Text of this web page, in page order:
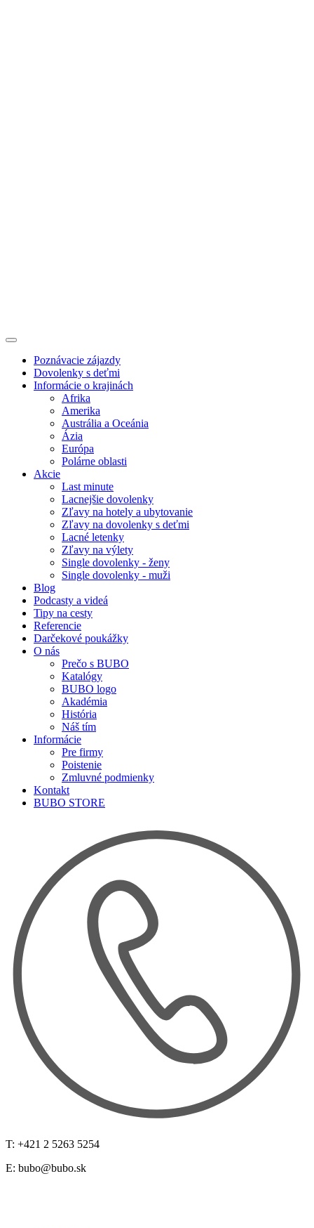
Poznávacie zájazdy
Dovolenky s deťmi
Informácie o krajinách
Afrika
Amerika
Austrália a Oceánia
Ázia
Európa
Polárne oblasti
Akcie
Last minute
Lacnejšie dovolenky
Zľavy na hotely a ubytovanie
Zľavy na dovolenky s deťmi
Lacné letenky
Zľavy na výlety
Single dovolenky - ženy
Single dovolenky - muži
Blog
Podcasty a videá
Tipy na cesty
Referencie
Darčekové poukážky
O nás
Prečo s BUBO
Katalógy
BUBO logo
Akadémia
História
Náš tím
Informácie
Pre firmy
Poistenie
Zmluvné podmienky
Kontakt
BUBO STORE
T: +421 2 5263 5254
E: bubo@bubo.sk